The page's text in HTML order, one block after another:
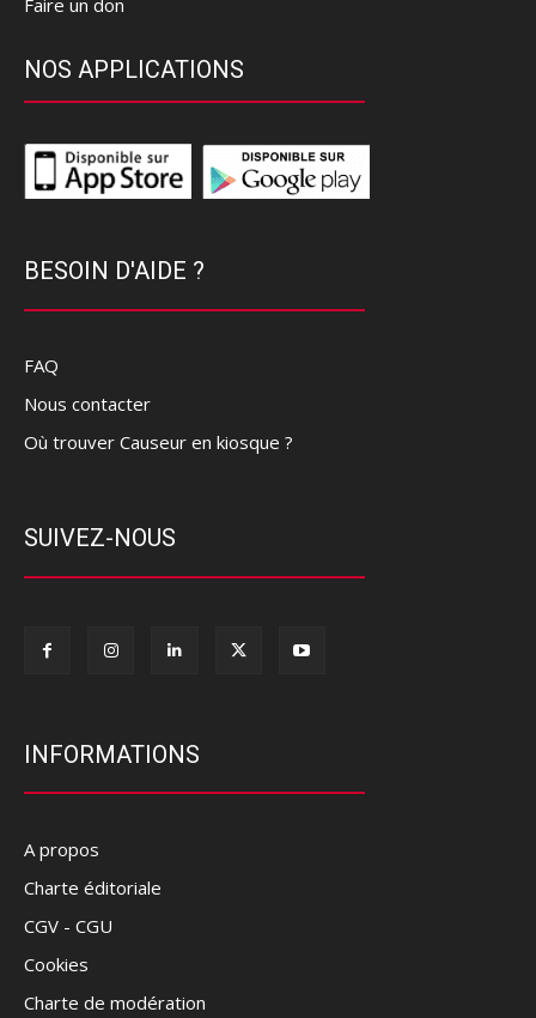
Faire un don
NOS APPLICATIONS
BESOIN D'AIDE ?
FAQ
Nous contacter
Où trouver Causeur en kiosque ?
SUIVEZ-NOUS
INFORMATIONS
A propos
Charte éditoriale
CGV - CGU
Cookies
Charte de modération